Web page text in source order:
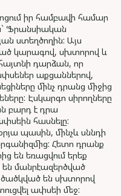
իր համբավի համար
ՙՖրանսիական
ստեղծողին: Այս
կարագով, սխտորով և
դարձան, որ
աքցաններով,
մինչ դրանց միջից
Էսկարգո սիրողները
բարդ է դրա
հասնելը:
պասին, մինչև սննդի
Հետո դրանք
են եռացվում երեք
են մանրէազերծված
են սխտորով
ափսեի մեջ: